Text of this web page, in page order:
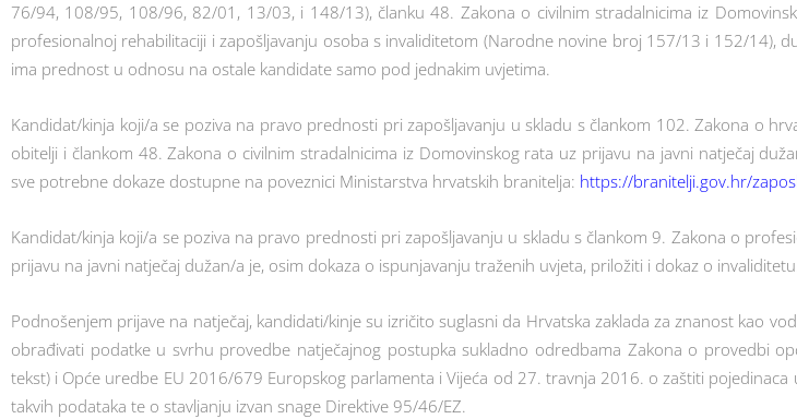
76/94, 108/95, 108/96, 82/01, 13/03, i 148/13), članku 48. Zakona o civilnim stradalnicima iz
profesionalnoj rehabilitaciji i zapošljavanju osoba s invaliditetom (Narodne novine broj 157/13 i 152/14),
ima prednost u odnosu na ostale kandidate samo pod jednakim uvjetima.
Kandidat/kinja koji/a se poziva na pravo prednosti pri zapošljavanju u skladu s člankom 102. Zakona o
obitelji i člankom 48. Zakona o civilnim stradalnicima iz Domovinskog rata uz prijavu na javni natječaj
sve potrebne dokaze dostupne na poveznici Ministarstva hrvatskih branitelja: https://branitelji.gov.hr/
Kandidat/kinja koji/a se poziva na pravo prednosti pri zapošljavanju u skladu s člankom 9. Zakona o
prijavu na javni natječaj dužan/a je, osim dokaza o ispunjavanju traženih uvjeta, priložiti i dokaz o
Podnošenjem prijave na natječaj, kandidati/kinje su izričito suglasni da Hrvatska zaklada za znanost kao
obrađivati podatke u svrhu provedbe natječajnog postupka sukladno odredbama Zakona o provedbi
tekst) i Opće uredbe EU 2016/679 Europskog parlamenta i Vijeća od 27. travnja 2016. o zaštiti
takvih podataka te o stavljanju izvan snage Direktive 95/46/EZ.